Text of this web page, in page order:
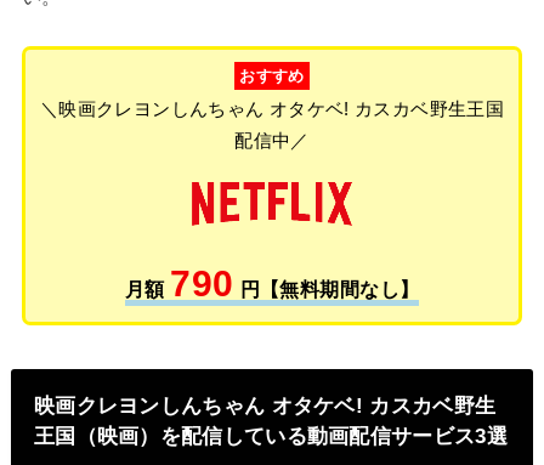
おすすめ
＼映画クレヨンしんちゃん オタケベ! カスカベ野生王国
配信中／
月額 790 円【無料期間なし】
映画クレヨンしんちゃん オタケベ! カスカベ野生
王国（映画）を配信している動画配信サービス3選